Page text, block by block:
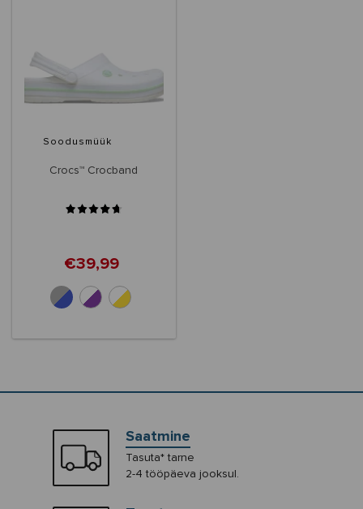
Soodusmüük
Crocs™ Crocband
€39,99
Saatmine
Tasuta* tarne
2-4 tööpäeva jooksul.